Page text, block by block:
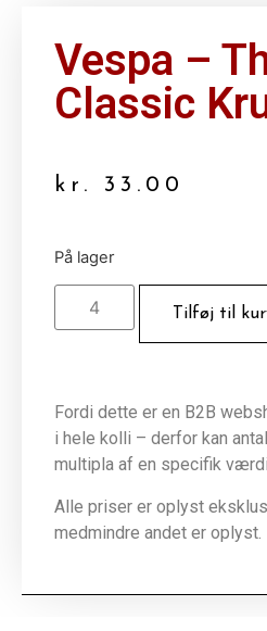
Vespa –
Classic
kr. 33.00
På lager
Tilføj til
Fordi dette er en B2B
i hele kolli – derfor kan
multipla af en specifik
Alle priser er oplyst
medmindre andet er oplyst.